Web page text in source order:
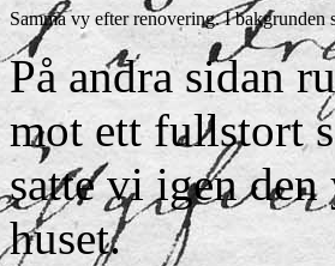
Samma vy efter renovering. I
På andra sidan
mot ett fullstort
satte vi igen
huset.